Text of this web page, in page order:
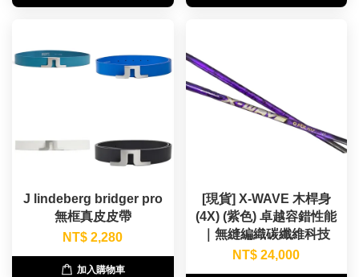
J lindeberg bridger pro
無框真皮皮帶
NT$ 2,280
加入購物車
[現貨] X-WAVE 木桿身
(4X) (紫色) 卓越容錯性能
｜無縫編織碳纖維科技
NT$ 24,000